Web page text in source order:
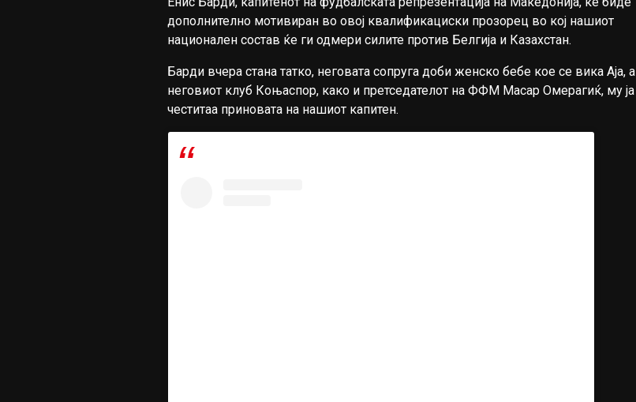
дополнително мотивиран во овој квалификациски прозорец во кој нашиот
национален состав ќе ги одмери силите против Белгија и Казахстан.
Барди вчера стана татко, неговата сопруга доби женско бебе кое се вика Аја, а
неговиот клуб Коњаспор, како и претседателот на ФФМ Масар Омерагиќ, му ја
честитаа приновата на нашиот капитен.
ПОТПИШЕ ЗА МИЛАН ИЛИ ЈУВЕНТУС